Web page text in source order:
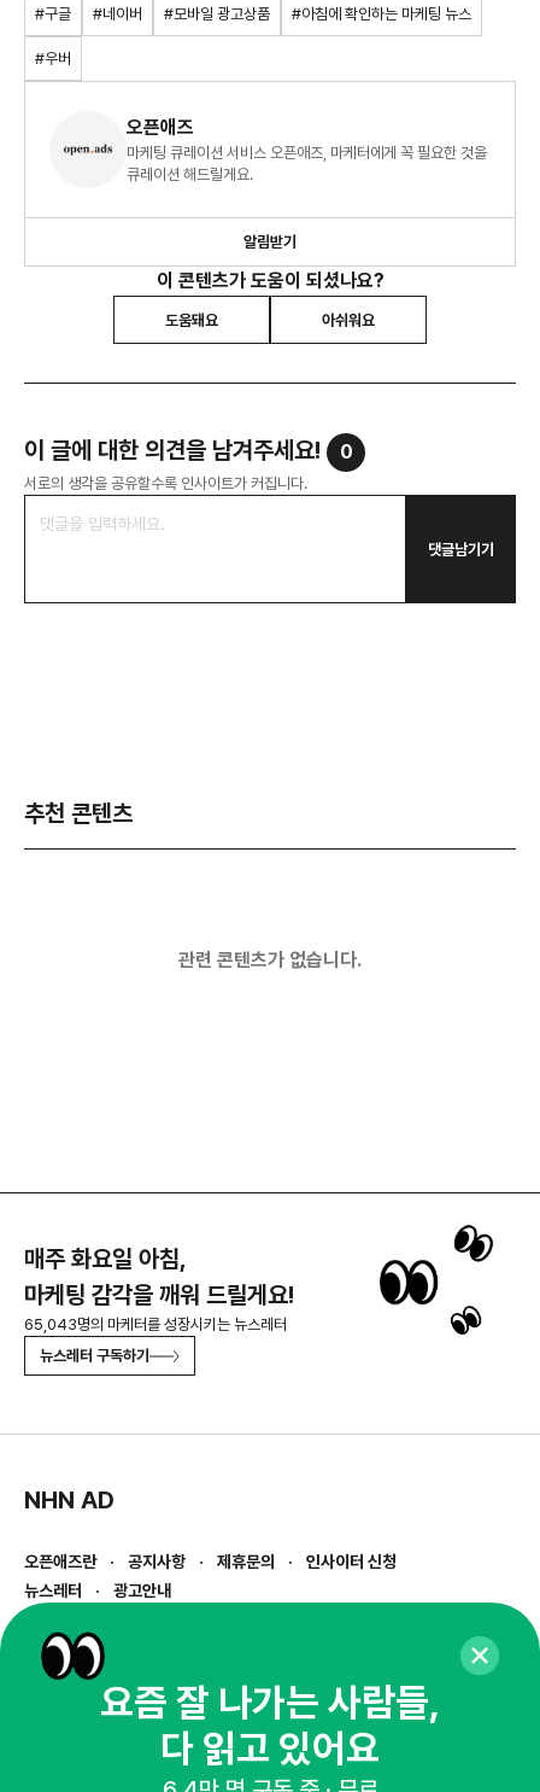
#구글 #네이버 #모바일 광고상품 #아침에 확인하는 마케팅 뉴스
#우버
오픈애즈
마케팅 큐레이션 서비스 오픈애즈, 마케터에게 꼭 필요한 것을
큐레이션 해드릴게요.
알림받기
이 콘텐츠가 도움이 되셨나요?
도움돼요 아쉬워요
이 글에 대한 의견을 남겨주세요! 0
서로의 생각을 공유할수록 인사이트가 커집니다.
댓글남기기
추천 콘텐츠
관련 콘텐츠가 없습니다.
매주 화요일 아침,
마케팅 감각을 깨워 드릴게요!
65,043명의 마케터를 성장시키는 뉴스레터
뉴스레터 구독하기
NHN AD
오픈애즈란 공지사항 제휴문의
인사이터 신청
뉴스레터
광고안내
경기도 성남시 분당구 대왕판교로645번길 16
사업자등록번호 : 144-81-27690(
통신판매업신고번호 : 2014-경기성남-1023
호스팅서비스사업자 : 오픈애즈
1800-2198
요즘 잘 나가는 사람들,
다 읽고 있어요